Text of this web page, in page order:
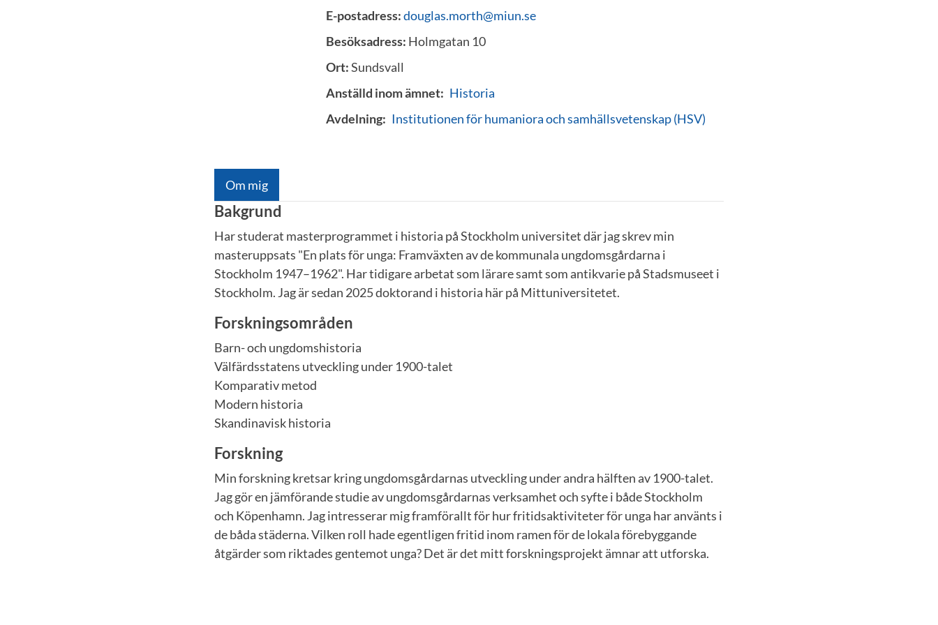
E-postadress:douglas.morth@miun.se
Besöksadress: Holmgatan 10
Ort:Sundsvall
Anställd inom ämnet: Historia
Avdelning: Institutionen för humaniora och samhällsvetenskap (HSV)
Om mig
Bakgrund
Har studerat masterprogrammet i historia på Stockholm universitet där jag skrev min
masteruppsats "En plats för unga: Framväxten av de kommunala ungdomsgårdarna i
Stockholm 1947–1962". Har tidigare arbetat som lärare samt som antikvarie på Stadsmuseet i
Stockholm. Jag är sedan 2025 doktorand i historia här på Mittuniversitetet.
Forskningsområden
Barn- och ungdomshistoria
Välfärdsstatens utveckling under 1900-talet
Komparativ metod
Modern historia
Skandinavisk historia
Forskning
Min forskning kretsar kring ungdomsgårdarnas utveckling under andra hälften av 1900-talet.
Jag gör en jämförande studie av ungdomsgårdarnas verksamhet och syfte i både Stockholm
och Köpenhamn. Jag intresserar mig framförallt för hur fritidsaktiviteter för unga har använts i
de båda städerna. Vilken roll hade egentligen fritid inom ramen för de lokala förebyggande
åtgärder som riktades gentemot unga? Det är det mitt forskningsprojekt ämnar att utforska.